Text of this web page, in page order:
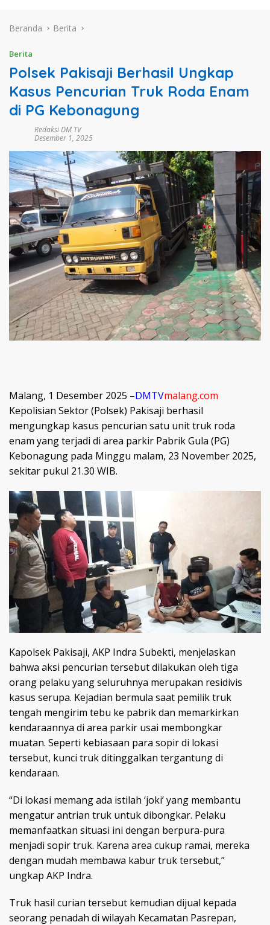
Beranda Berita
Berita
Polsek Pakisaji Berhasil Ungkap
Kasus Pencurian Truk Roda Enam
di PG Kebonagung
Redaksi DM TV
Desember 1, 2025
Malang, 1 Desember 2025 –DMTVmalang.com
Kepolisian Sektor (Polsek) Pakisaji berhasil
mengungkap kasus pencurian satu unit truk roda
enam yang terjadi di area parkir Pabrik Gula (PG)
Kebonagung pada Minggu malam, 23 November 2025,
sekitar pukul 21.30 WIB.
Kapolsek Pakisaji, AKP Indra Subekti, menjelaskan
bahwa aksi pencurian tersebut dilakukan oleh tiga
orang pelaku yang seluruhnya merupakan residivis
kasus serupa. Kejadian bermula saat pemilik truk
tengah mengirim tebu ke pabrik dan memarkirkan
kendaraannya di area parkir usai membongkar
muatan. Seperti kebiasaan para sopir di lokasi
tersebut, kunci truk ditinggalkan tergantung di
kendaraan.
“Di lokasi memang ada istilah ‘joki’ yang membantu
mengatur antrian truk untuk dibongkar. Pelaku
memanfaatkan situasi ini dengan berpura-pura
menjadi sopir truk. Karena area cukup ramai, mereka
dengan mudah membawa kabur truk tersebut,”
ungkap AKP Indra.
Truk hasil curian tersebut kemudian dijual kepada
seorang penadah di wilayah Kecamatan Pasrepan,